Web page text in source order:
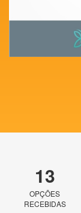
13
OPÇÕES
RECEBIDAS